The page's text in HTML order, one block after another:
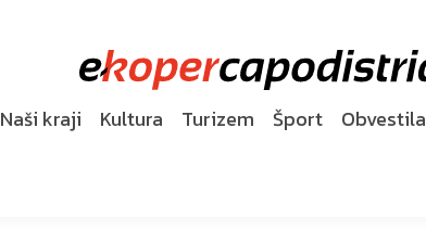
Naši kraji Kultura Turizem Šport Obvestila